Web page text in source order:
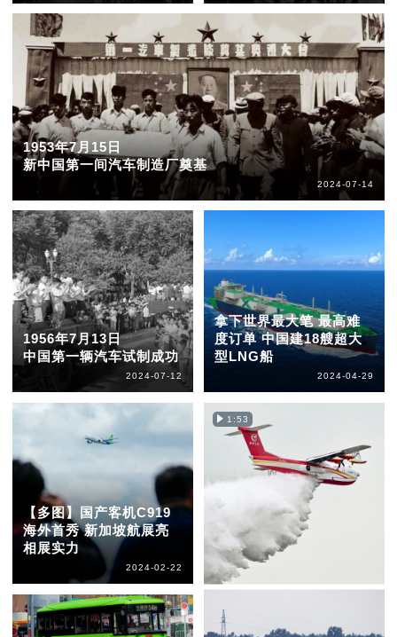
1953年7月15日
新中国第一间汽车制造厂奠基
2024-07-14
1956年7月13日
中国第一辆汽车试制成功
2024-07-12
拿下世界最大笔 最高难
度订单 中国建18艘超大
型LNG船
2024-04-29
【多图】国产客机C919
海外首秀 新加坡航展亮
相展实力
2024-02-22
1:53